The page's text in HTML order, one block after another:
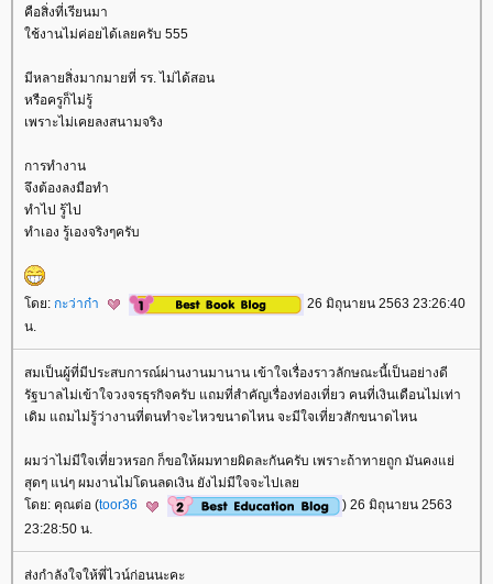
คือสิ่งที่เรียนมา
ช้งานไม่ค่อยได้เลยครับ 555
มีหลายสิ่งมากมายที่ รร. ไม่ได้สอน
หรือครูก็ไม่รู้
เพราะไม่เคยลงสนามจริง
การทำงาน
จึงต้องลงมือทำ
ทำไป รู้ไป
ทำเอง รู้เองจริงๆครับ
ดย: กะว่าก๋า
26 มิถุนายน 2563 23:26:40
น.
สมเป็นผู้ที่มีประสบการณ์ผ่านงานมานาน เข้าใจเรื่องราวลักษณะนี้เป็นอย่างดี
รัฐบาลไม่เข้าใจวงจรธุรกิจครับ แถมที่สำคัญเรื่องท่องเที่ยว คนที่เงินเดือนไม่เท่า
เดิม แถมไม่รู้ว่างานที่ตนทำจะไหวขนาดไหน จะมีใจเที่ยวสักขนาดไหน
ผมว่าไม่มีใจเที่ยวหรอก ก็ขอให้ผมทายผิดละกันครับ เพราะถ้าทายถูก มันคงแย่
สุดๆ แน่ๆ ผมงานไม่โดนลดเงิน ยังไม่มีใจจะไปเล
ดย: คุณต่อ (toor36
) 26 มิถุนายน 2563
23:28:50 น.
ส่งกำลังใจให้พี่ไวน์ก่อนนะคะ